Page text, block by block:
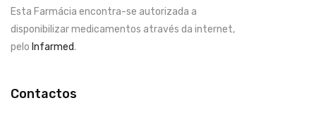
Esta Farmácia encontra-se autorizada a
disponibilizar medicamentos através da internet,
pelo Infarmed.
Contactos